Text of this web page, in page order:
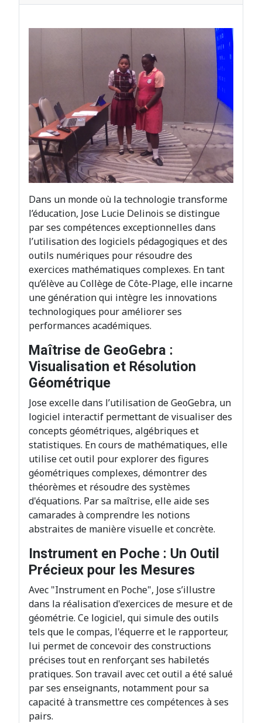
Dans un monde où la technologie transforme
l’éducation, Jose Lucie Delinois se distingue
par ses compétences exceptionnelles dans
l’utilisation des logiciels pédagogiques et des
outils numériques pour résoudre des
exercices mathématiques complexes. En tant
qu’élève au Collège de Côte-Plage, elle incarne
une génération qui intègre les innovations
technologiques pour améliorer ses
performances académiques.
Maîtrise de GeoGebra :
Visualisation et Résolution
Géométrique
Jose excelle dans l’utilisation de GeoGebra, un
logiciel interactif permettant de visualiser des
concepts géométriques, algébriques et
statistiques. En cours de mathématiques, elle
utilise cet outil pour explorer des figures
géométriques complexes, démontrer des
théorèmes et résoudre des systèmes
d'équations. Par sa maîtrise, elle aide ses
camarades à comprendre les notions
abstraites de manière visuelle et concrète.
Instrument en Poche : Un Outil
Précieux pour les Mesures
Avec "Instrument en Poche", Jose s’illustre
dans la réalisation d'exercices de mesure et de
géométrie. Ce logiciel, qui simule des outils
tels que le compas, l'équerre et le rapporteur,
lui permet de concevoir des constructions
précises tout en renforçant ses habiletés
pratiques. Son travail avec cet outil a été salué
par ses enseignants, notamment pour sa
capacité à transmettre ces compétences à ses
pairs.